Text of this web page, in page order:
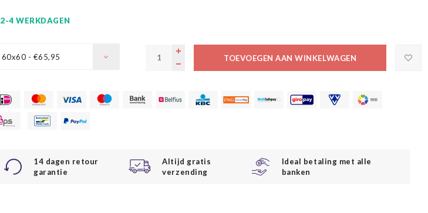
2-4 WERKDAGEN
60x60 - €65,95 TOEVOEGEN AAN WINKELWAGEN
14 dagen retour
garantie
Altijd gratis
verzending
Ideal betaling met alle
banken